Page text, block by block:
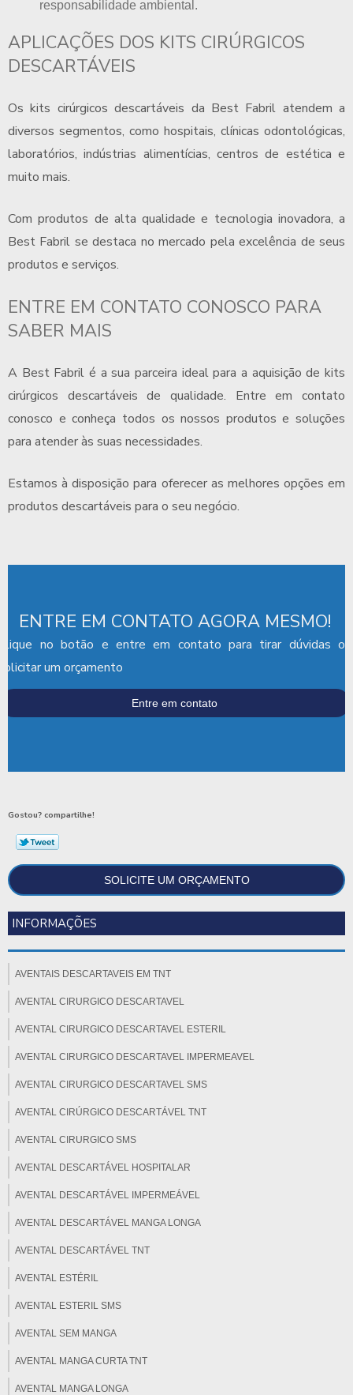
responsabilidade ambiental.
APLICAÇÕES DOS KITS CIRÚRGICOS
DESCARTÁVEIS
Os kits cirúrgicos descartáveis da Best Fabril atendem a
diversos segmentos, como hospitais, clínicas odontológicas,
laboratórios, indústrias alimentícias, centros de estética e
muito mais.
Com produtos de alta qualidade e tecnologia inovadora, a
Best Fabril se destaca no mercado pela excelência de seus
produtos e serviços.
ENTRE EM CONTATO CONOSCO PARA
SABER MAIS
A Best Fabril é a sua parceira ideal para a aquisição de kits
cirúrgicos descartáveis de qualidade. Entre em contato
conosco e conheça todos os nossos produtos e soluções
para atender às suas necessidades.
Estamos à disposição para oferecer as melhores opções em
produtos descartáveis para o seu negócio.
ENTRE EM CONTATO AGORA MESMO!
no botão e entre em contato para tirar dúvidas ou
um orçamento
Entre em contato
Gostou? compartilhe!
SOLICITE UM ORÇAMENTO
INFORMAÇÕES
AVENTAIS DESCARTAVEIS EM TNT
AVENTAL CIRURGICO DESCARTAVEL
AVENTAL CIRURGICO DESCARTAVEL ESTERIL
AVENTAL CIRURGICO DESCARTAVEL IMPERMEAVEL
AVENTAL CIRURGICO DESCARTAVEL SMS
AVENTAL CIRÚRGICO DESCARTÁVEL TNT
AVENTAL CIRURGICO SMS
AVENTAL DESCARTÁVEL HOSPITALAR
AVENTAL DESCARTÁVEL IMPERMEÁVEL
AVENTAL DESCARTÁVEL MANGA LONGA
AVENTAL DESCARTÁVEL TNT
AVENTAL ESTÉRIL
AVENTAL ESTERIL SMS
AVENTAL SEM MANGA
AVENTAL MANGA CURTA TNT
AVENTAL MANGA LONGA